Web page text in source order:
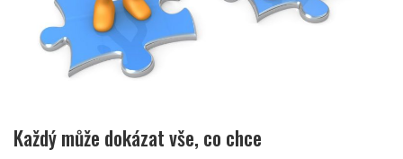
Každý může dokázat vše, co chce